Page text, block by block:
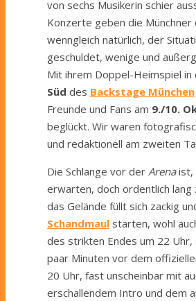
von sechs Musikerin schier
Konzerte geben die Münchner
wenngleich natürlich, der
geschuldet, wenige und
Mit ihrem Doppel-Heimspiel in
Süd des Backstage München
Freunde und Fans am 9./10.
beglückt. Wir waren
und redaktionell am zweiten
Die Schlange vor der Arenaist,
erwarten, doch ordentlich lang
das Gelände füllt sich zackig
Schandmaul starten, wohl
des strikten Endes um 22 Uhr,
paar Minuten vor dem
20 Uhr, fast unscheinbar mit
erschallendem Intro und dem